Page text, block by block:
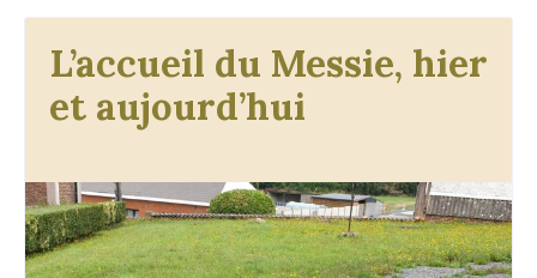
L’accueil du Messie, hier
et aujourd’hui